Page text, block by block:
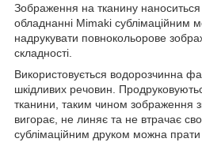
Зображення на тканину
обладнанні Mimaki
надрукувати повнокольорове
складності.
Використовується водорозчинна
шкідливих речовин.
тканини, таким чином зображення
вигорає, не линяє та не втрачає
сублімаційним друком можна